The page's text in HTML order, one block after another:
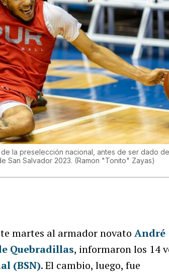
la preselección nacional, antes de ser dado
San Salvador 2023. (Ramon "Tonito" Zayas)
martes al armador novatoAndré
Quebradillas, informaron los 14
(BSN). El cambio, luego, fue